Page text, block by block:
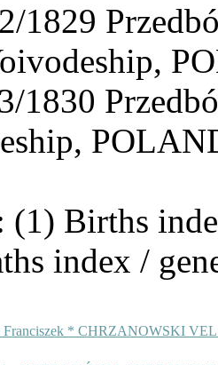
1829
1830
(1) Births
index /
Franciszek * CHRZANOWSKI